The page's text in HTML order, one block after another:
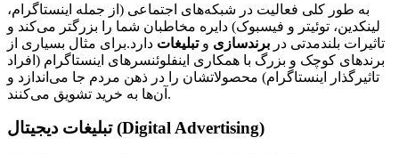
به طور کلی فعالیت در شبکه‌های اجتماعی (از جمله اینستاگرام،
لینکدین، توئیتر و فیسبوک) دایره مخاطبان شما را بزرگتر می‌کند و
تاثیرات بلندمدتی در برندسازی وتبلیغات دارد.برای مثال بسیاری از
برندهای کوچک و بزرگ با همکاری اینفلوئنسرهای اینستاگرام (افراد
تاثیرگذار اینستاگرام) محصولاتشان را در ذهن مردم جا می‌اندازد و
آن‌ها به خرید تشویق می‌کنند.
تبلیغات دیجیتال (Digital Advertising)